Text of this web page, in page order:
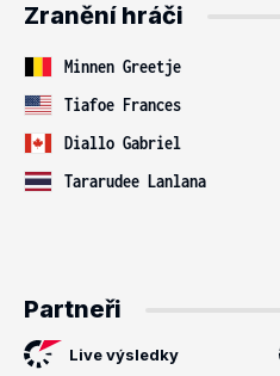
Zranění hráči
Minnen Greetje
Tiafoe Frances
Diallo Gabriel
Tararudee Lanlana
Partneři
Live výsledky